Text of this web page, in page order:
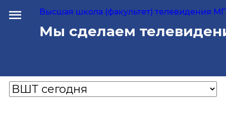
Высшая школа (факультет) телевидения
Мы сделаем